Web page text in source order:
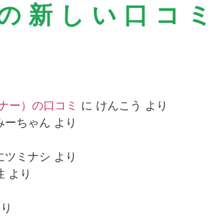
新しい口コ
ー）の口コミ に けんこう より
ーちゃん より
ツミナシ より
より